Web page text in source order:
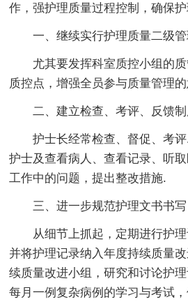
作，强护理质量过程控制，确保
一、继续实行护理质量二级
尤其要发挥科室质控小组的
质控点，增强全员参与质量管理
二、建立检查、考评、反馈
护士长经常检查、督促、考
护士及查看病人、查看记录、听
工作中的问题，提出整改措施.
三、进一步规范护理文书书写
从细节上抓起，定期进行护
并将护理记录纳入年度持续质量
续质量改进小组，研究和讨论护
每月一例复杂病例的学习与考试